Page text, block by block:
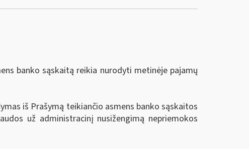
banko sąskaitą reikia nurodyti metinėje pajamų
iš Prašymą teikiančio asmens banko sąskaitos
už administracinį nusižengimą nepriemokos